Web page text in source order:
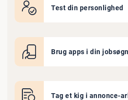
Test din personlighed
Brug apps i din
Tag et kig i annonce-